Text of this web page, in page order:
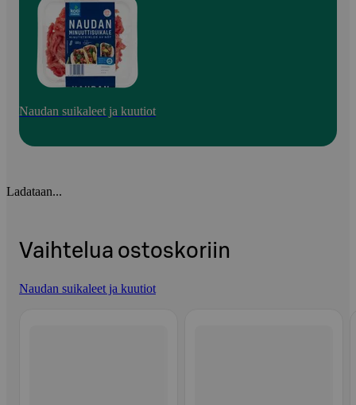
Naudan suikaleet ja kuutiot
Ladataan...
Vaihtelua ostoskoriin
Naudan suikaleet ja kuutiot